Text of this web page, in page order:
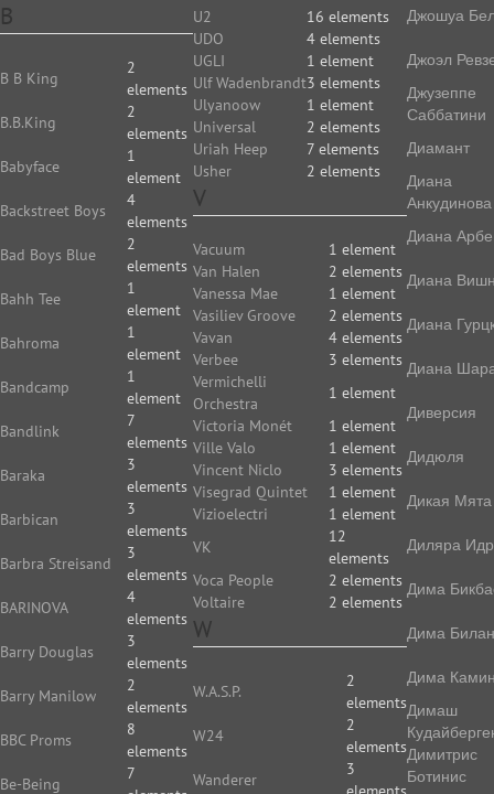
B
B B King
2
elements
B.B.King
2
elements
Babyface
1
element
Backstreet Boys
4
elements
Bad Boys Blue
2
elements
Bahh Tee
1
element
Bahroma
1
element
Bandcamp
1
element
Bandlink
7
elements
Baraka
3
elements
Barbican
3
elements
Barbra Streisand
3
elements
BARINOVA
4
elements
Barry Douglas
3
elements
Barry Manilow
2
elements
BBC Proms
8
elements
Be-Being
7
U2
16 elements
UDO
4 elements
UGLI
1 element
Ulf Wadenbrandt3 elements
Ulyanoow
1 element
Universal
2 elements
Uriah Heep
7 elements
Usher
2 elements
V
Vacuum
1 element
Van Halen
2 elements
Vanessa Mae
1 element
Vasiliev Groove
2 elements
Vavan
4 elements
Verbee
3 elements
Vermichelli
Orchestra
1 element
Victoria Monét
1 element
Ville Valo
1 element
Vincent Niclo
3 elements
Visegrad Quintet
1 element
Vizioelectri
1 element
VK
12
elements
Voca People
2 elements
Voltaire
2 elements
W
W.A.S.P.
2
elements
W24
2
elements
Wanderer
3
Джошуа
Джоэл
Джузеппе
Саббатини
Диамант
Диана
Анкудинова
Диана
Диана
Диана
Диана
Диверсия
Дидюля
Дикая Мята
Диляра
Дима
Дима Билан
Дима
Димаш
Димитрис
Ботинис